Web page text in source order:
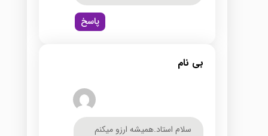
پاسخ
بی نام
سلام استاد.همیشه ارزو میکنم